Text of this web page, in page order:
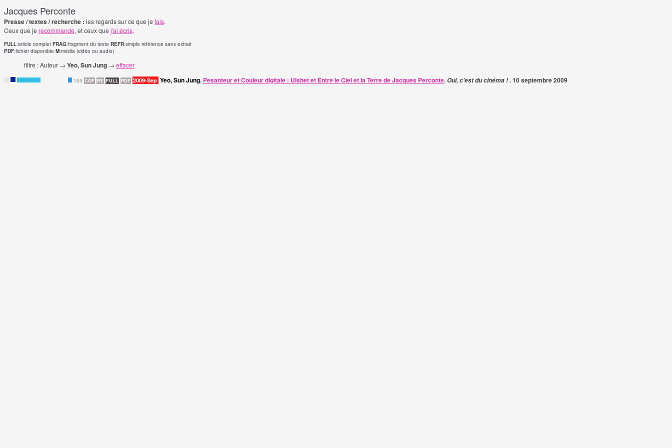
Jacques Perconte
Presse / textes / recherche : les regards sur ce que je fais.
Ceux que je recommande, et ceux que j'ai écris.
FULL:article complet FRAG:fragment du texte REFR:simple référence sans extrait
PDF:fichier disponible M:média (vidéo ou audio)
filtre : Auteur → Yeo, Sun Jung → effacer
F 105 COF RE FULL PDF 2009-Sep Yeo, Sun Jung. Pesanteur et Couleur digitale : Uishet et Entre le Ciel et la Terre de Jacques Perconte.Oui, c'est du cinéma !. 10 septembre 2009